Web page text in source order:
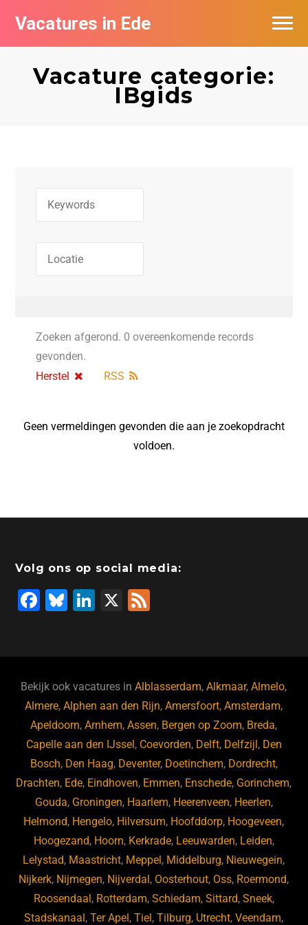
Vacatures in Ede
Vacature categorie:
IBgids
Zoeken afgerond. 0 overeenkomende records
gevonden.
Herstel
RSS
Geen vermeldingen gevonden die aan je zoekopdracht
voldoen.
Volg ons op social media:
F
b
o
o
k
Bl
ky
Li
dI
n
X
Bekijk ook vacatures inAlblasserdam,Alkmaar,Almelo,
Almere,Alphen aan den Rijn,Amersfoort,Amsterdam,
Apeldoorn,Arnhem,Assen, Bergen op Zoom, Breda,
Capelle aan den IJssel , Coevorden, Delft, Delfzijl , Den
Bosch, Den Haag, Deventer, Doetinchem, Dordrecht,
Drachten, Ede, Eindhoven, Emmen, Enschede, Gorinchem,
Gouda, Groningen, Haarlem, Heerenveen, Heerlen,
Helmond, Hengelo, Hilversum, Hoofddorp, Hoogeveen,
Hoogezand, Hoorn, Kerkrade, Leeuwarden, Leiden,
Lelystad, Maastricht, Meppel , Middelburg, Nieuwegein,
Nijkerk, Nijmegen, Nijverdal , Oosterhout, Oss, Roermond,
Roosendaal , Rotterdam, Schiedam, Sittard, Sneek,
Stadskanaal ,Ter Apel ,Tiel ,Tilburg, Utrecht,Veendam,
Vacatures bij bedrijven in Ede